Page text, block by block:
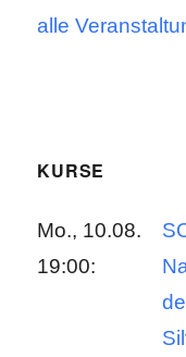
alle
KURSE
Mo., 10.08.
19:00: